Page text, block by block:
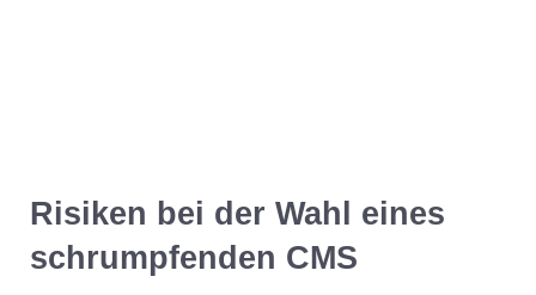
Risiken bei der Wahl eines
schrumpfenden CMS